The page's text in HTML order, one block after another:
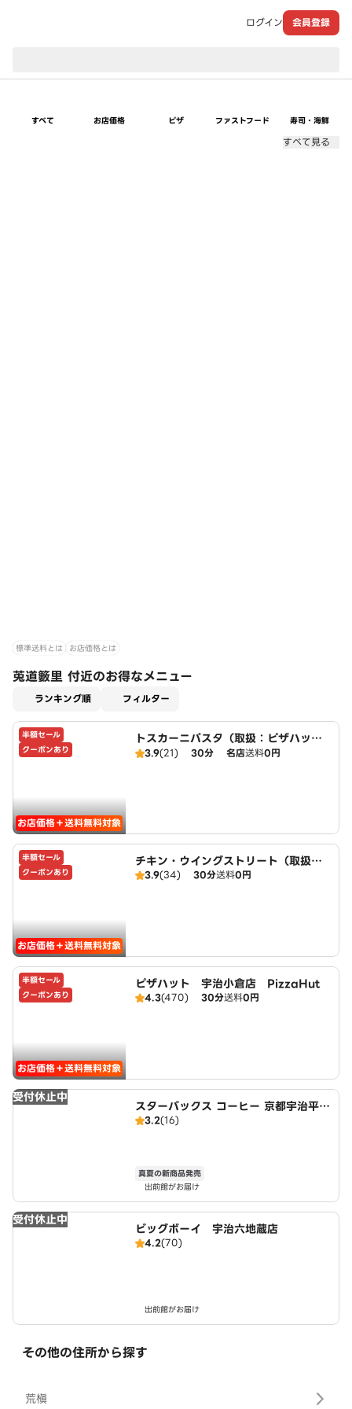
ログイン 会員登録
すべて お店価格 ピザ ファストフード 寿司・海鮮
すべて見る
標準送料とは お店価格とは
莵道籔里 付近のお得なメニュー
ランキング順 フィルター
半額セール
クーポンあり
お店価格＋送料無料対象
トスカーニパスタ（取扱：ピザハット
宇治小倉店）
3.9(21) 30分 名店送料0円
半額セール
クーポンあり
お店価格＋送料無料対象
チキン・ウイングストリート（取扱：
ピザハット宇治小倉店）
3.9(34) 30分送料0円
半額セール
クーポンあり
お店価格＋送料無料対象
ピザハット 宇治小倉店 PizzaHut
4.3(470) 30分送料0円
受付休止中
スターバックス コーヒー 京都宇治平等
院表参道店
3.2(16)
真夏の新商品発売
出前館がお届け
受付休止中
ビッグボーイ 宇治六地蔵店
4.2(70)
出前館がお届け
その他の住所から探す
荒槇